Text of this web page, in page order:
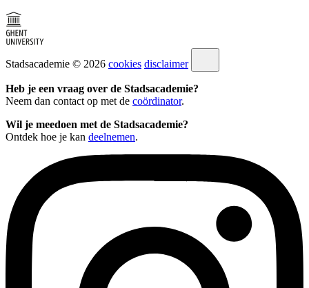
Stadsacademie © 2026 cookies disclaimer
Heb je een vraag over de Stadsacademie?
Neem dan contact op met de coördinator.
Wil je meedoen met de Stadsacademie?
Ontdek hoe je kan deelnemen.